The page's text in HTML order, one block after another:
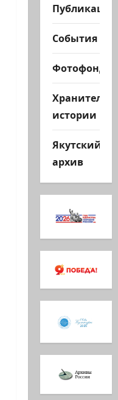
Публикации
События
Фотофонд
Хранители
истории
Якутский
архив